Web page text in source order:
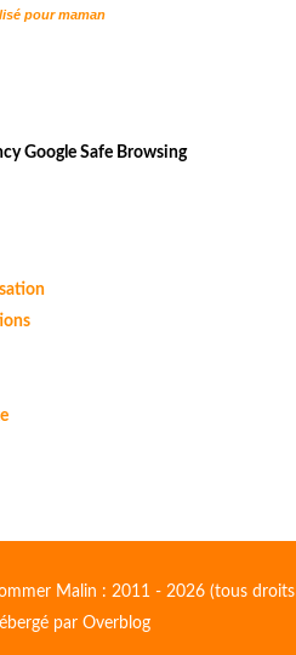
pour maman
Malin : 2011 - 2026 (tous droits
par Overblog